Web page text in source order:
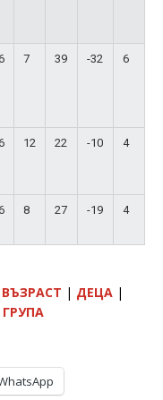
7 39 -32 6
12 22 -10 4
8 27 -19 4
| ДЕЦА|